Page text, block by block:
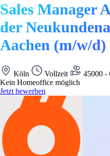
Sales Manager
der
Aachen (m/w/d)
Köln Vollzeit
45000 -
Kein Homeoffice möglich
Jetzt bewerben